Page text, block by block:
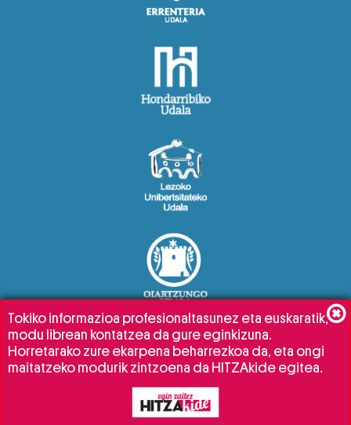
Tokiko informazioa profesionaltasunez eta euskaratik,
modu librean kontatzea da gure eginkizuna.
Horretarako zure ekarpena beharrezkoa da, eta ongi
maitatzeko modurik zintzoena da HITZAkide egitea.